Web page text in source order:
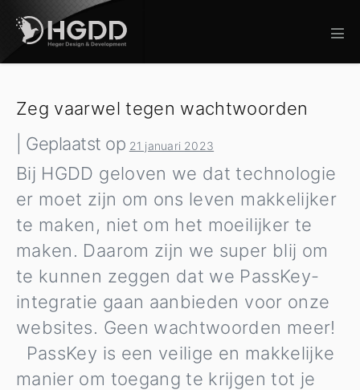
Ga
naar
de
Zeg vaarwel tegen wachtwoorden
Geplaatst op 21 januari 2023
Bij HGDD geloven we dat technologie
er moet zijn om ons leven makkelijker
te maken, niet om het moeilijker te
maken. Daarom zijn we super blij om
te kunnen zeggen dat we PassKey-
integratie gaan aanbieden voor onze
websites. Geen wachtwoorden meer!
PassKey is een veilige en makkelijke
manier om toegang te krijgen tot je